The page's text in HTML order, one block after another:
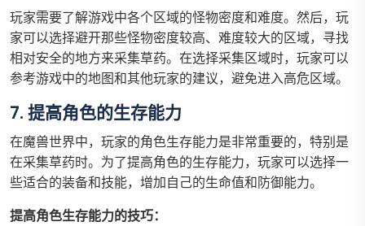
玩家需要了解游戏中各个区域的怪物密度和难度。然后，玩
家可以选择避开那些怪物密度较高、难度较大的区域，寻找
相对安全的地方来采集草药。在选择采集区域时，玩家可以
参考游戏中的地图和其他玩家的建议，避免进入高危区域。
7. 提高角色的生存能力
在魔兽世界中，玩家的角色生存能力是非常重要的，特别是
在采集草药时。为了提高角色的生存能力，玩家可以选择一
些适合的装备和技能，增加自己的生命值和防御能力。
提高角色生存能力的技巧：